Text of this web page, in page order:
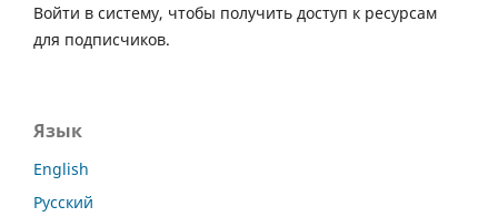
Войти в систему, чтобы получить доступ к ресурсам
для подписчиков.
Язык
English
Русский